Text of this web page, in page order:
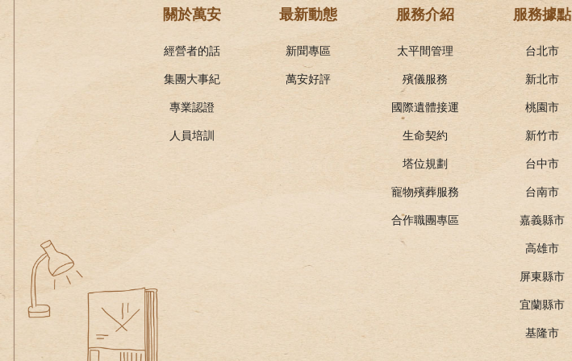
關於萬安
經營者的話
集團大事紀
專業認證
人員培訓
最新動態
新聞專區
萬安好評
服務介紹
太平間管理
殯儀服務
國際遺體接運
生命契約
塔位規劃
寵物殯葬服務
合作職團專區
服務據點
台北市
新北市
桃園市
新竹市
台中市
台南市
嘉義縣市
高雄市
屏東縣市
宜蘭縣市
基隆市